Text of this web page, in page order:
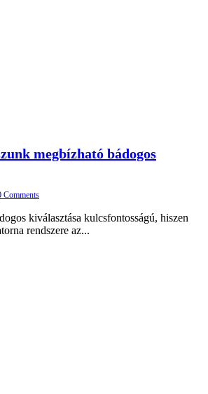
megbízható bádogos
Comments
kiválasztása kulcsfontosságú, hiszen
rendszere az...